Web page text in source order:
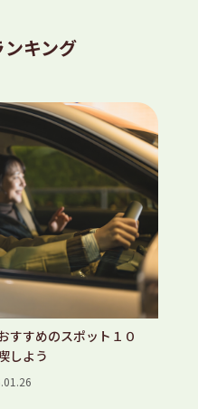
キング
すすめのスポット１０
しよう